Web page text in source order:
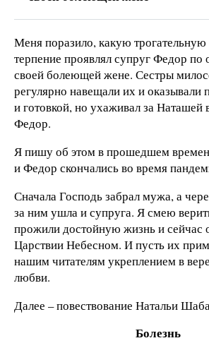
Меня поразило, какую трогательную
терпение проявлял супруг Федор
своей болеющей жене. Сестры
регулярно навещали их и
и готовкой, но ухаживал за Наташей
Федор.
Я пишу об этом в прошедшем
и Федор скончались во время
Сначала Господь забрал мужа, а
за ним ушла и супруга. Я смею
прожили достойную жизнь и сейчас
Царствии Небесном. И пусть их
нашим читателям укреплением в
любви.
Далее – повествование Натальи
Болезнь